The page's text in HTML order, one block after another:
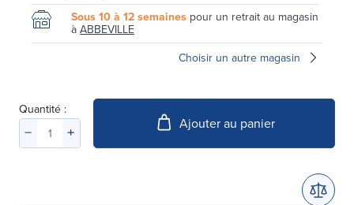
Sous 10 à 12 semaines pour un retrait au magasin
à ABBEVILLE
Choisir un autre magasin
Quantité :
Ajouter au panier